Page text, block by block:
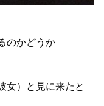
のかどうか
女）と見に来たと